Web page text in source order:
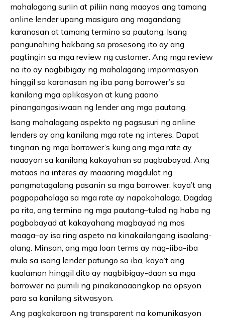
mahalagang suriin at piliin nang maayos ang tamang
online lender upang masiguro ang magandang
karanasan at tamang termino sa pautang. Isang
pangunahing hakbang sa prosesong ito ay ang
pagtingin sa mga review ng customer. Ang mga review
na ito ay nagbibigay ng mahalagang impormasyon
hinggil sa karanasan ng iba pang borrower’s sa
kanilang mga aplikasyon at kung paano
pinangangasiwaan ng lender ang mga pautang.
Isang mahalagang aspekto ng pagsusuri ng online
lenders ay ang kanilang mga rate ng interes. Dapat
tingnan ng mga borrower’s kung ang mga rate ay
naaayon sa kanilang kakayahan sa pagbabayad. Ang
mataas na interes ay maaaring magdulot ng
pangmatagalang pasanin sa mga borrower, kaya’t ang
pagpapahalaga sa mga rate ay napakahalaga. Dagdag
pa rito, ang termino ng mga pautang–tulad ng haba ng
pagbabayad at kakayahang magbayad ng mas
maaga–ay isa ring aspeto na kinakailangang isaalang-
alang. Minsan, ang mga loan terms ay nag-iiba-iba
mula sa isang lender patungo sa iba, kaya’t ang
kaalaman hinggil dito ay nagbibigay-daan sa mga
borrower na pumili ng pinakanaaangkop na opsyon
para sa kanilang sitwasyon.
Ang pagkakaroon ng transparent na komunikasyon